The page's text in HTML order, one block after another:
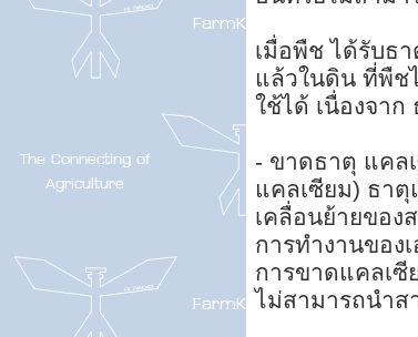
เมื่อพืช ได้รับธ
แล้วในดิน ที่พืช
ใช้ได้ เนื่องจา
- ขาดธาตุ แคล
แคลเซียม) ธา
เคลื่อนย้ายของ
การทำงานของ
การขาดแคลเซี
ไม่สามารถนำส